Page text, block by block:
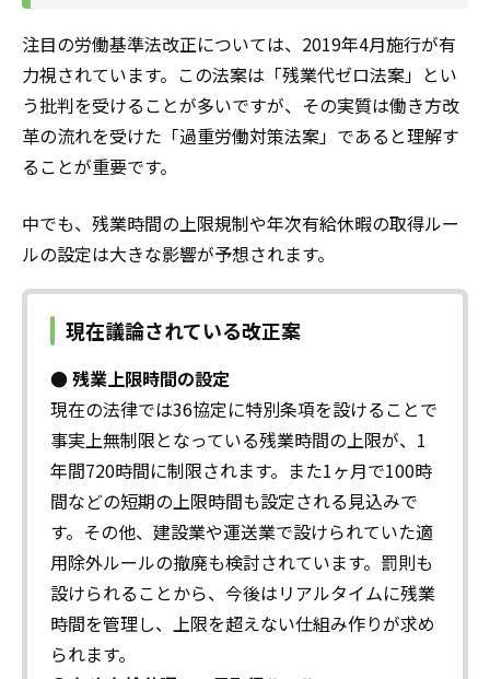
注目の労働基準法改正については、2019年4月施行が有
力視されています。この法案は「残業代ゼロ法案」とい
う批判を受けることが多いですが、その実質は働き方改
革の流れを受けた「過重労働対策法案」であると理解す
ることが重要です。
中でも、残業時間の上限規制や年次有給休暇の取得ルー
ルの設定は大きな影響が予想されます。
現在議論されている改正案
● 残業上限時間の設定
現在の法律では36協定に特別条項を設けることで
事実上無制限となっている残業時間の上限が、1
年間720時間に制限されます。また1ヶ月で100時
間などの短期の上限時間も設定される見込みで
す。その他、建設業や運送業で設けられていた適
用除外ルールの撤廃も検討されています。罰則も
設けられることから、今後はリアルタイムに残業
時間を管理し、上限を超えない仕組み作りが求め
られます。